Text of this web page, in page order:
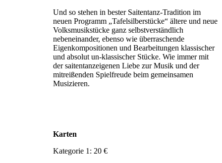
Und so stehen in bester Saitentanz-Tradition im
neuen Programm „Tafelsilberstücke“ ältere und neue
Volksmusikstücke ganz selbstverständlich
nebeneinander, ebenso wie überraschende
Eigenkompositionen und Bearbei­tungen klassischer
und absolut un-klassischer Stücke. Wie immer mit
der saitentanzeigenen Liebe zur Musik und der
mitreißenden Spielfreude beim gemeinsamen
Musizieren.
Karten
Kategorie 1: 20 €